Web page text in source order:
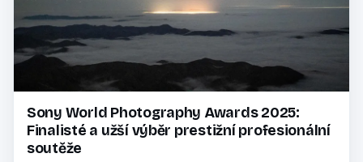
Sony World Photography Awards 2025:
Finalisté a užší výběr prestižní profesionální
soutěže